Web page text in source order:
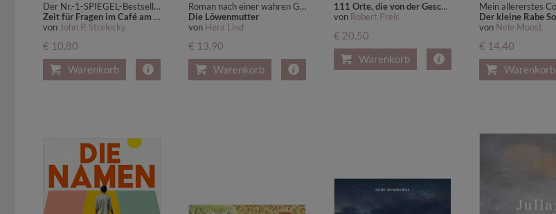
Der Nr.-1-SPIEGEL-Bestseller | 46 Lebensfragen seiner Leser*innen, 46 inspirierende und sehr persönliche Antworten des Autors
Zeit für Fragen im Café am Rande der Welt
von John P. Strelecky
€ 10,80
Warenkorb
Roman nach einer wahren Geschichte - Der SPIEGEL-Nr.1-Bestseller! Hera Lind schreibt über die wahre, schicksalhafte und außergewöhnliche Geschichte einer Fünflingsmutter
Die Löwenmutter
von Hera Lind
€ 13,90
Warenkorb
111 Orte, die von der Geschichte Österreichs erzählen
von Robert Preis
€ 20,50
Warenkorb
von Nele Moost
€ 14,40
Warenkorb